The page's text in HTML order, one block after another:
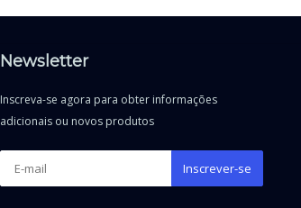
Newsletter
Inscreva-se agora para obter informações
adicionais ou novos produtos
Inscrever-se